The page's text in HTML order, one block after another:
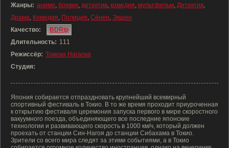
Жанры: аниме, боевик, детектив, комедия, мультфильм, Детектив,
Драма, Комедия, Полиция, Сёнен, Экшен
Качество:
BDRip
Длительность: 111
Режиссёр: Томока Нагаока
Студия:
Япония собирается отпраздновать крупнейший всемирный
спортивный фестиваль в Токио. В то же время проходит приуроченная
к открытию фестиваля церемония запуска первого в мире скоростного
вакуумного поезда, объединяющего все последние японские
технологии и развивающего скорость в 1000 км/ч, который должен
проехать от станции Син-Нагоя до станции Сибахама в Токио.
Зрители со всего мира следят за этими событиями, а в Токио